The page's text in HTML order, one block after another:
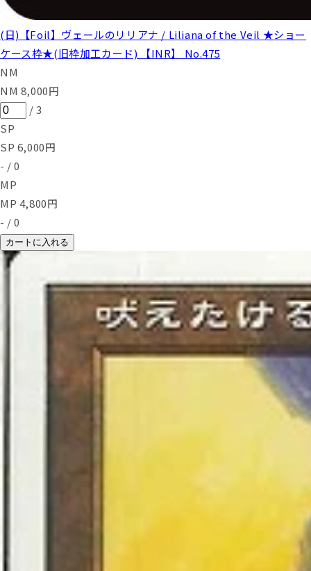
(日)【Foil】ヴェールのリリアナ / Liliana of the Veil ★ショー
ケース枠★(旧枠加工カード) 【INR】 No.475
NM
NM 8,000円
/3
SP
SP 6,000円
- / 0
MP
MP 4,800円
- / 0
カートに入れる